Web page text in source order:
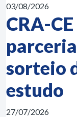
03/08/2026
CRA-
sorteio
estudo
27/07/2026